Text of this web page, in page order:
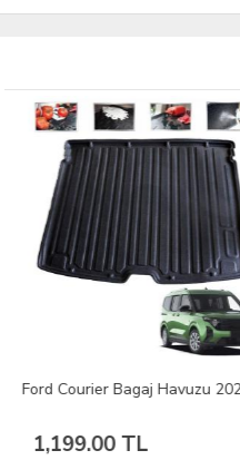
Chery Tiggo 8 Pro Bagaj
1,199.00 TL